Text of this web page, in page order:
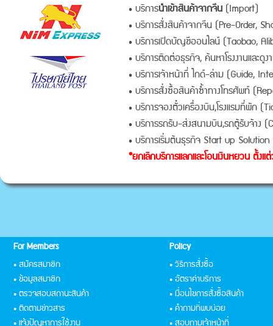
• บริการนำเข้าสินค้าจากจีน (Import)
• บริการสั่งสินค้าจากจีน (Pre-Order,
• บริการเปิดบัญชีออนไลน์ (Taobao,
• บริการติดต่อธุรกิจ, ค้นหาโรงงานและ
• บริการเจ้าหน้าที่ ไกด์-ล่าม (Guide,
• บริการสั่งซื้อสินค้าซ้ำทางโทรศัพท์
• บริการจองตั๋วเครื่องบิน,โรงแรมที่พัก
• บริการรถรับ-ส่งสนามบิน,รถตู้รับจ้าง
• บริการเริ่มต้นธุรกิจ Start up
*ยกเลิกบริการแลกและโอนเงินหยวน ตั้ง
For Members
Policy
• สมัครสมาชิก
• ข้อมูลสมาชิก
• ตรวจสอบสถานะสินค้า
• ติดตามข่าวสาร
• แจ้งปัญหาการใช้งาน
• วิธีการสั่งซื้อ
• อัตราค่าบริการ
• เงื่อนไขการสั่งซื้อสินค้า
• คำถามที่พบบ่อย
• สอบถามเจ้าหน้าที่